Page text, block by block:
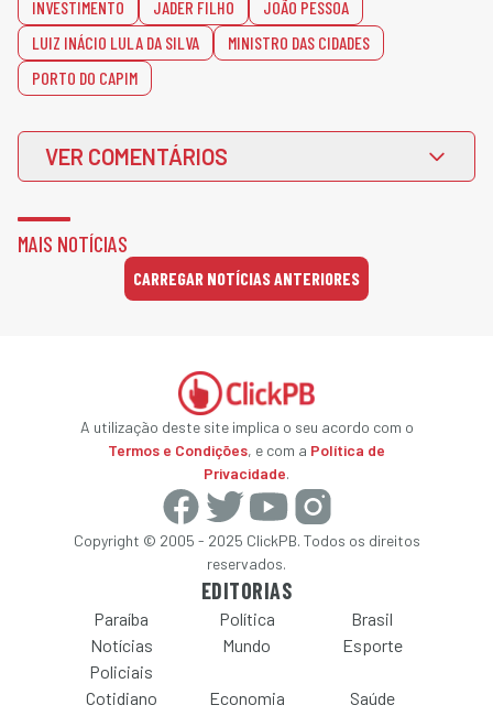
INVESTIMENTO JADER FILHO
JOÃO PESSOA
LUIZ INÁCIO LULA DA SILVA
MINISTRO DAS CIDADES
PORTO DO CAPIM
VER COMENTÁRIOS
MAIS NOTÍCIAS
CARREGAR NOTÍCIAS ANTERIORES
A utilização deste site implica o seu acordo com o
Termos e Condições, e com a Política de
Privacidade.
Copyright © 2005 - 2025 ClickPB. Todos os direitos
reservados.
EDITORIAS
Paraíba Política
Brasil
Notícias
Policiais
Mundo Esporte
Cotidiano Economia
Saúde